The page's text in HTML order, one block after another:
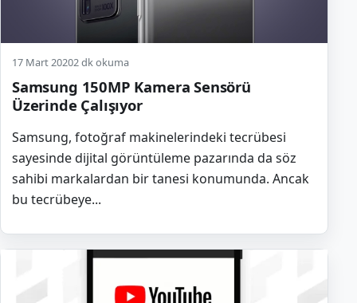
17 Mart 20202 dk okuma
Samsung 150MP Kamera Sensörü
Üzerinde Çalışıyor
Samsung, fotoğraf makinelerindeki tecrübesi
sayesinde dijital görüntüleme pazarında da söz
sahibi markalardan bir tanesi konumunda. Ancak
bu tecrübeye...